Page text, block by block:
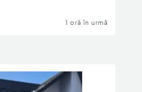
1 oră în urmă